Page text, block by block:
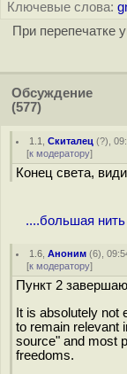
Ключевые слова:
При перепечатке
Обсуждение
(577)
1.1 ,Скиталец (?),
[к модератору]
Конец света,
....большая нить
1.6 ,Аноним (6),
[к модератору]
Пункт 2
It is absolutely not
to remain relevant
source" and most
freedoms.